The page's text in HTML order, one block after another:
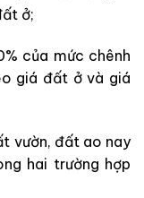
ở;
của mức chênh
giá đất ở và giá
vườn, đất ao nay
hai trường hợp